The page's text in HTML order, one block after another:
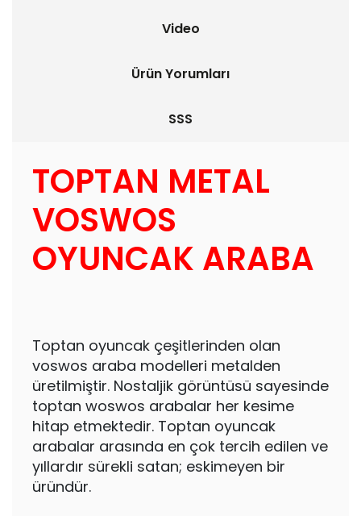
Video
Ürün Yorumları
SSS
TOPTAN METAL
VOSWOS
OYUNCAK ARABA
Toptan oyuncak çeşitlerinden olan
voswos araba modelleri metalden
üretilmiştir. Nostaljik görüntüsü sayesinde
toptan woswos arabalar her kesime
hitap etmektedir. Toptan oyuncak
arabalar arasında en çok tercih edilen ve
yıllardır sürekli satan; eskimeyen bir
üründür.